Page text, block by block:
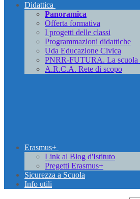
Didattica
Panoramica
Offerta formativa
I progetti delle classi
Programmazioni didattiche
Uda Educazione Civica
PNRR-FUTURA. La scuola
A.R.C.A. Rete di scopo
Erasmus+
Link al Blog d'Istituto
Pregetti Erasmus+
Sicurezza a Scuola
Info utili